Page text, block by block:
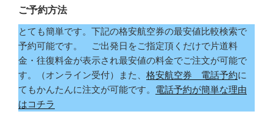
ご予約方法
とても簡単です。下記の格安航空券の最安値比較検索で
予約可能です。 ご出発日をご指定頂くだけで片道料
金・往復料金が表示され最安値の料金でご注文が可能で
す。（オンライン受付）また、 格安航空券 電話予約に
てもかんたんに注文が可能です。 電話予約が簡単な理由
はコチラ